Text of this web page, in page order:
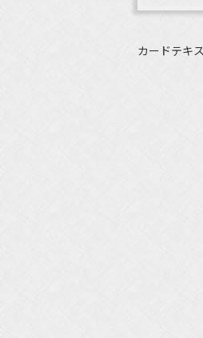
カードテキ